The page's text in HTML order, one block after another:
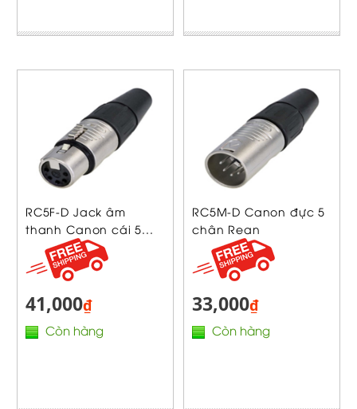
RC5F-D Jack âm
thanh Canon cái 5...
41,000₫
Còn hàng
RC5M-D Canon đực 5
chân Rean
33,000₫
Còn hàng